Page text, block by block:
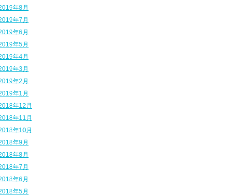
年8月
年7月
年6月
年5月
年4月
年3月
年2月
年1月
年12月
年11月
年10月
年9月
年8月
年7月
年6月
年5月